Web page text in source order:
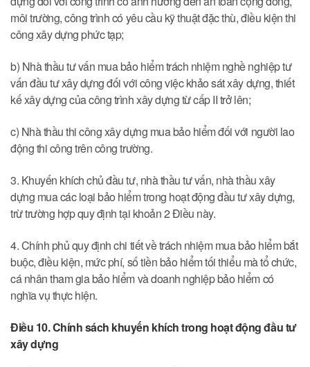
môi trường, công trình có yêu cầu kỹ thuật đặc thù, điều kiện thi
công xây dựng phức tạp;
b) Nhà thầu tư vấn mua bảo hiểm trách nhiệm nghề nghiệp tư
vấn đầu tư xây dựng đối với công việc khảo sát xây dựng, thiết
kế xây dựng của công trình xây dựng từ cấp II trở lên;
c) Nhà thầu thi công xây dựng mua bảo hiểm đối với người lao
động thi công trên công trường.
3. Khuyến khích chủ đầu tư, nhà thầu tư vấn, nhà thầu xây
dựng mua các loại bảo hiểm trong hoạt động đầu tư xây dựng,
trừ trường hợp quy định tại khoản 2 Điều này.
4. Chính phủ quy định chi tiết về trách nhiệm mua bảo hiểm bắt
buộc, điều kiện, mức phí, số tiền bảo hiểm tối thiểu mà tổ chức,
cá nhân tham gia bảo hiểm và doanh nghiệp bảo hiểm có
nghĩa vụ thực hiện.
Điều 10. Chính sách khuyến khích trong hoạt động đầu tư
xây dựng